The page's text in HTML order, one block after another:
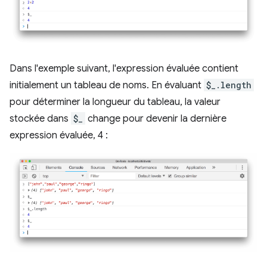
Dans l'exemple suivant, l'expression évaluée contient
initialement un tableau de noms. En évaluant $_.length
pour déterminer la longueur du tableau, la valeur
stockée dans $_
change pour devenir la dernière
expression évaluée, 4 :